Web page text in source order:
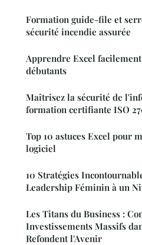
Formation guide-file et
sécurité incendie assurée
Apprendre Excel
débutants
Maîtrisez la sécurité de
formation certifiante ISO
Top 10 astuces Excel pour
logiciel
10 Stratégies
Leadership Féminin à un
Les Titans du Business :
Investissements Massifs
Refondent l'Avenir